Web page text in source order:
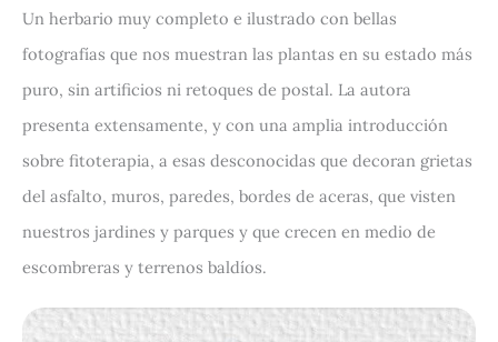
Un herbario muy completo e ilustrado con bellas
fotografías que nos muestran las plantas en su estado más
puro, sin artificios ni retoques de postal. La autora
presenta extensamente, y con una amplia introducción
sobre fitoterapia, a esas desconocidas que decoran grietas
del asfalto, muros, paredes, bordes de aceras, que visten
nuestros jardines y parques y que crecen en medio de
escombreras y terrenos baldíos.